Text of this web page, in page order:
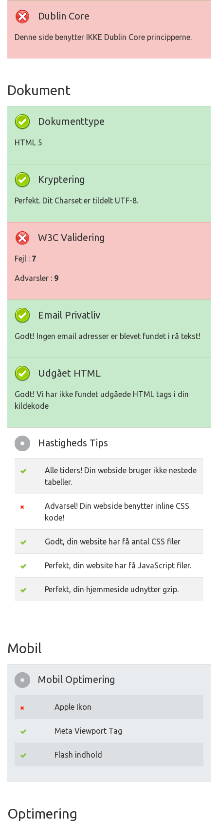
Dublin Core
Denne side benytter IKKE Dublin Core principperne.
Dokument
Dokumenttype
HTML 5
Kryptering
Perfekt. Dit Charset er tildelt UTF-8.
W3C Validering
Fejl : 7
Advarsler : 9
Email Privatliv
Godt! Ingen email adresser er blevet fundet i rå tekst!
Udgået HTML
Godt! Vi har ikke fundet udgåede HTML tags i din
kildekode
Hastigheds Tips
Alle tiders! Din webside bruger ikke nestede
tabeller.
Advarsel! Din webside benytter inline CSS
kode!
Godt, din website har få antal CSS filer
Perfekt, din website har få JavaScript filer.
Perfekt, din hjemmeside udnytter gzip.
Mobil
Mobil Optimering
Apple Ikon
Meta Viewport Tag
Flash indhold
Optimering